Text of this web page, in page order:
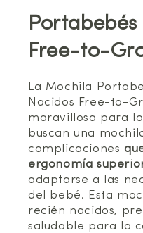
Free-to-
La Mochila
Nacidos Free-to-
maravillosa para
buscan una
complicaciones
ergonomía
adaptarse a las
del bebé. Esta
recién nacidos,
saludable para la